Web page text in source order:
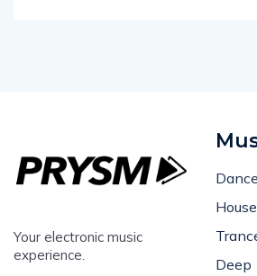
Your electronic music
experience.
Dance
House
Deep